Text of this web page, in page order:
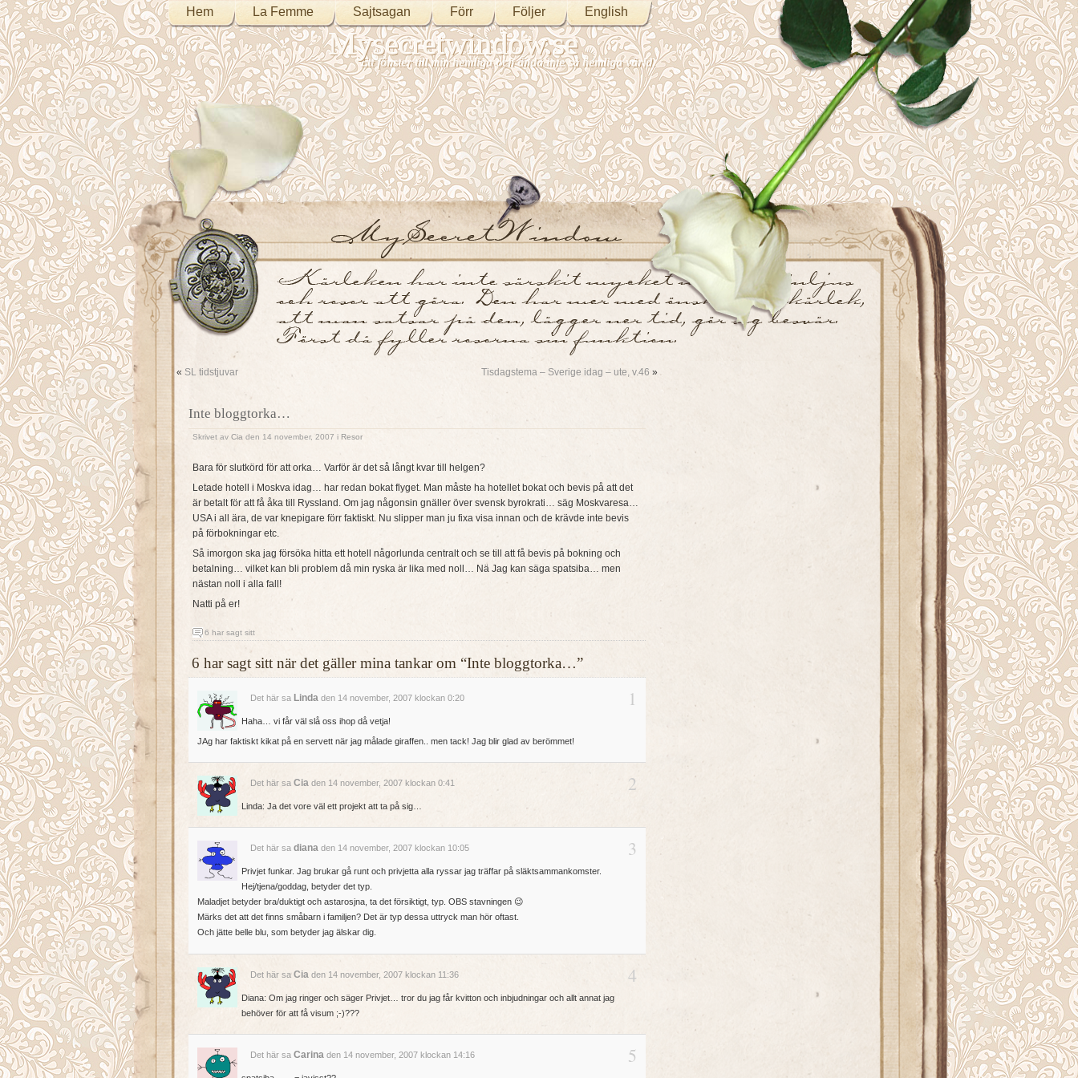
Hem La Femme Sajtsagan Förr Följer English
Mysecretwindow.se
Ett fönster till min hemliga och ändå inte så hemliga värld.
« SL tidstjuvar Tisdagstema – Sverige idag – ute, v.46 »
Inte bloggtorka…
Skrivet av Cia den 14 november, 2007 i Resor
Bara för slutkörd för att orka… Varför är det så långt kvar till helgen?
Letade hotell i Moskva idag… har redan bokat flyget. Man måste ha hotellet bokat och bevis på att det
är betalt för att få åka till Ryssland. Om jag någonsin gnäller över svensk byrokrati… säg Moskvaresa…
USA i all ära, de var knepigare förr faktiskt. Nu slipper man ju fixa visa innan och de krävde inte bevis
på förbokningar etc.
Så imorgon ska jag försöka hitta ett hotell någorlunda centralt och se till att få bevis på bokning och
betalning… vilket kan bli problem då min ryska är lika med noll… Nä Jag kan säga spatsiba… men
nästan noll i alla fall!
Natti på er!
6 har sagt sitt
6 har sagt sitt när det gäller mina tankar om “Inte bloggtorka…”
Det här sa Linda den 14 november, 2007 klockan 0:20 1
Haha… vi får väl slå oss ihop då vetja!
JAg har faktiskt kikat på en servett när jag målade giraffen.. men tack! Jag blir glad av berömmet!
Det här saCia den 14 november, 2007 klockan 0:41 2
Linda: Ja det vore väl ett projekt att ta på sig…
Det här sa dianaden 14 november, 2007 klockan 10:05 3
Privjet funkar. Jag brukar gå runt och privjetta alla ryssar jag träffar på släktsammankomster.
Hej/tjena/goddag, betyder det typ.
Maladjet betyder bra/duktigt och astarosjna, ta det försiktigt, typ. OBS stavningen 😉
Märks det att det finns småbarn i familjen? Det är typ dessa uttryck man hör oftast.
Och jätte belle blu, som betyder jag älskar dig.
Det här saCia den 14 november, 2007 klockan 11:36 4
Diana: Om jag ringer och säger Privjet… tror du jag får kvitton och inbjudningar och allt annat jag
behöver för att få visum ;-)???
Det här sa Carina den 14 november, 2007 klockan 14:16 5